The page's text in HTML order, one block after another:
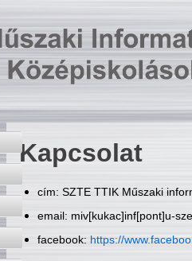
Kapcsolat
cím: SZTE TTIK Műszaki
email: miv[kukac]inf[pont]u-
facebook: https://